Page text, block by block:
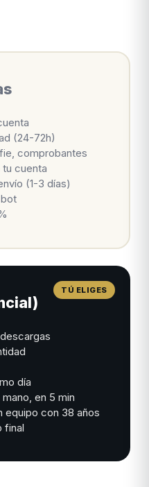
(24-72h)
comprobantes
tu cuenta
(1-3 días)
día
en 5 min
equipo con 38 años
final